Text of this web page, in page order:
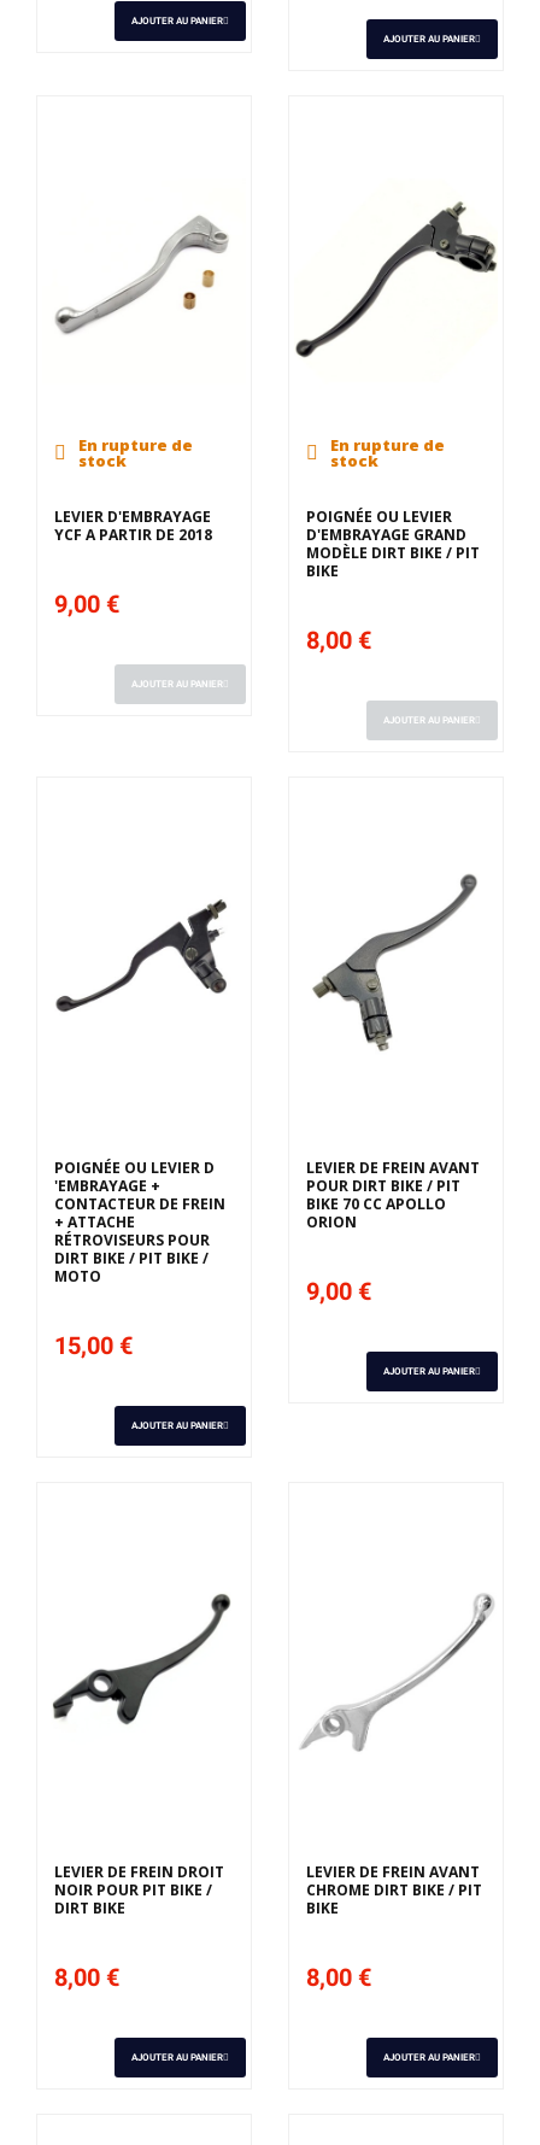
AJOUTER AU PANIER
AJOUTER AU PANIER
En rupture de
stock
LEVIER D'EMBRAYAGE
YCF A PARTIR DE 2018
9,00 €
AJOUTER AU PANIER
En rupture de
stock
POIGNÉE OU LEVIER
D'EMBRAYAGE GRAND
MODÈLE DIRT BIKE / PIT
BIKE
8,00 €
AJOUTER AU PANIER
POIGNÉE OU LEVIER D
'EMBRAYAGE +
CONTACTEUR DE FREIN
+ ATTACHE
RÉTROVISEURS POUR
DIRT BIKE / PIT BIKE /
MOTO
15,00 €
AJOUTER AU PANIER
LEVIER DE FREIN AVANT
POUR DIRT BIKE / PIT
BIKE 70 CC APOLLO
ORION
9,00 €
AJOUTER AU PANIER
LEVIER DE FREIN DROIT
NOIR POUR PIT BIKE /
DIRT BIKE
8,00 €
AJOUTER AU PANIER
LEVIER DE FREIN AVANT
CHROME DIRT BIKE / PIT
BIKE
8,00 €
AJOUTER AU PANIER